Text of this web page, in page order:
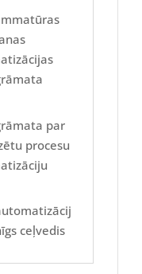
par
procesu
ceļvedis